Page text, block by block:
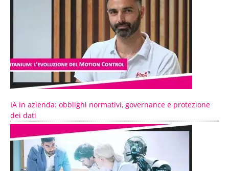
IA in azienda: obblighi normativi, governance e protezione
dei dati